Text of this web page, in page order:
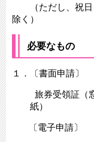
（ただし、祝日
除く）
必要なもの
１．〔書面申請〕
旅券受領証（
〔電子申請〕